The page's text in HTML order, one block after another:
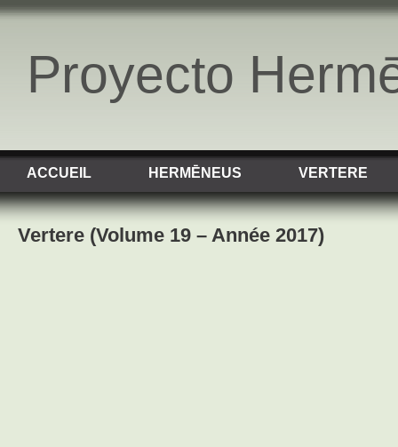
Proyecto
ACCUEIL HERMĒNEUS VERTERE
Vertere (Volume 19 – Année 2017)